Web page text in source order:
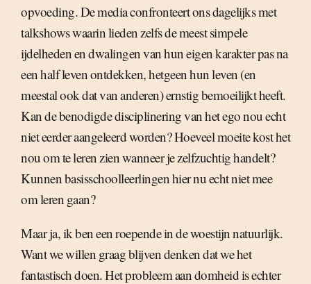
opvoeding. De media confronteert ons dagelijks met
talkshows waarin lieden zelfs de meest simpele
ijdelheden en dwalingen van hun eigen karakter pas na
een half leven ontdekken, hetgeen hun leven (en
meestal ook dat van anderen) ernstig bemoeilijkt heeft.
Kan de benodigde disciplinering van het ego nou echt
niet eerder aangeleerd worden? Hoeveel moeite kost het
nou om te leren zien wanneer je zelfzuchtig handelt?
Kunnen basisschoolleerlingen hier nu echt niet mee
om leren gaan?
Maar ja, ik ben een roepende in de woestijn natuurlijk.
Want we willen graag blijven denken dat we het
fantastisch doen. Het probleem aan domheid is echter